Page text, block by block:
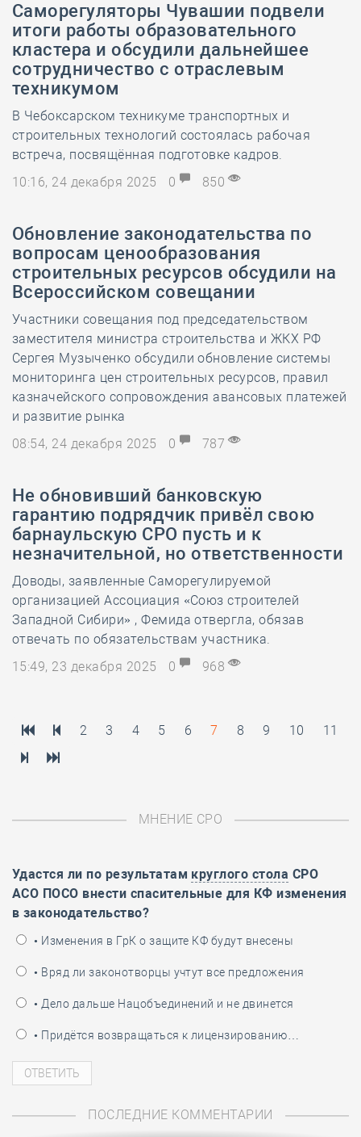
Саморегуляторы Чувашии подвели
итоги работы образовательного
кластера и обсудили дальнейшее
сотрудничество с отраслевым
техникумом
В Чебоксарском техникуме транспортных и
строительных технологий состоялась рабочая
встреча, посвящённая подготовке кадров.
10:16, 24 декабря 2025
0 850
Обновление законодательства по
вопросам ценообразования
строительных ресурсов обсудили на
Всероссийском совещании
Участники совещания под председательством
заместителя министра строительства и ЖКХ РФ
Сергея Музыченко обсудили обновление системы
мониторинга цен строительных ресурсов, правил
казначейского сопровождения авансовых платежей
и развитие рынка
08:54, 24 декабря 2025
0 787
Не обновивший банковскую
гарантию подрядчик привёл свою
барнаульскую СРО пусть и к
незначительной, но ответственности
Доводы, заявленные Саморегулируемой
организацией Ассоциация «Союз строителей
Западной Сибири» , Фемида отвергла, обязав
отвечать по обязательствам участника.
15:49, 23 декабря 2025
0 968
2 3 4 5 6 7 8 9 10 11
МНЕНИЕ СРО
Удастся ли по результатам круглого стола СРО
АСО ПОСО внести спасительные для КФ изменения
в законодательство?
• Изменения в ГрК о защите КФ будут внесены
• Вряд ли законотворцы учтут все предложения
• Дело дальше Нацобъединений и не двинется
• Придётся возвращаться к лицензированию…
ПОСЛЕДНИЕ КОММЕНТАРИИ